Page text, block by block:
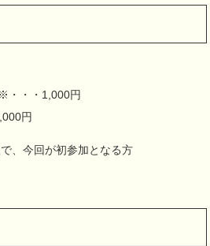
・・・1,000円
円
、今回が初参加となる方